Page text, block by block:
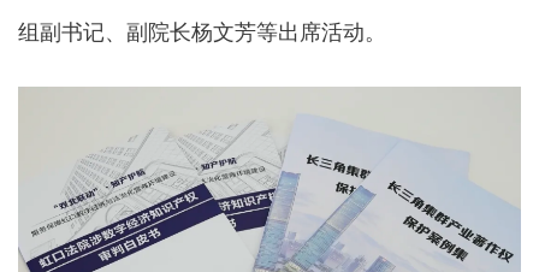
组副书记、副院长杨文芳等出席活动。